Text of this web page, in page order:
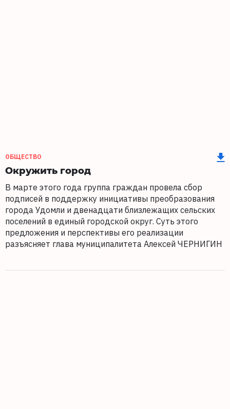
ОБЩЕСТВО
Окружить город
В марте этого года группа граждан провела сбор
подписей в поддержку инициативы преобразования
города Удомли и двенадцати близлежащих сельских
поселений в единый городской округ. Суть этого
предложения и перспективы его реализации
разъясняет глава муниципалитета Алексей ЧЕРНИГИН